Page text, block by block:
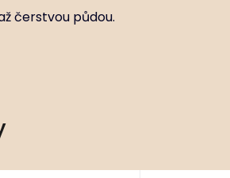
čerstvou půdou.